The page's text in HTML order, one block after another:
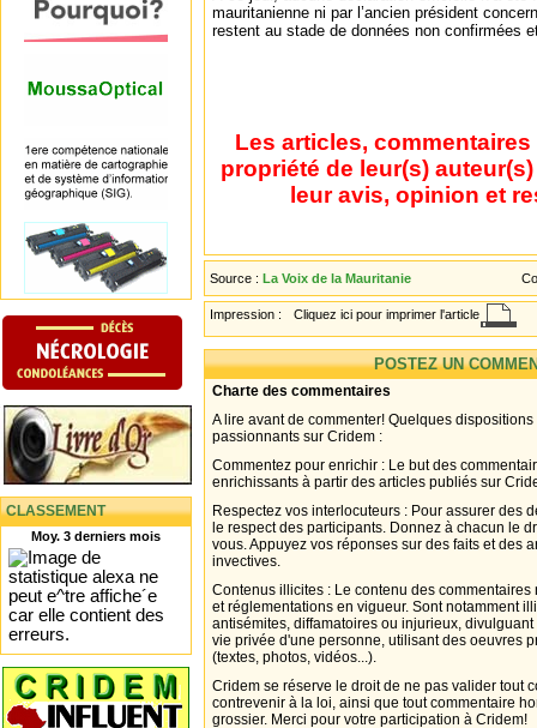
CLASSEMENT
Moy. 3 derniers mois
mauritanienne ni par l’ancien président
restent au stade de données non confirmées
Les articles,
propriété de leur(s)
leur avis, opinion et
Source : La Voix de la Mauritanie
Impression : Cliquez ici pour imprimer l'article
POSTEZ UN
Charte des commentaires
A lire avant de commenter! Quelques
passionnants sur Cridem :
Commentez pour enrichir : Le but des
enrichissants à partir des articles publiés sur
Respectez vos interlocuteurs : Pour assurer des
le respect des participants. Donnez à chacun le
vous. Appuyez vos réponses sur des faits et des
invectives.
Contenus illicites : Le contenu des
et réglementations en vigueur. Sont notamment
antisémites, diffamatoires ou injurieux,
vie privée d'une personne, utilisant des oeuvres
(textes, photos, vidéos...).
Cridem se réserve le droit de ne pas valider tout
contrevenir à la loi, ainsi que tout commentaire
grossier. Merci pour votre participation à Cridem!